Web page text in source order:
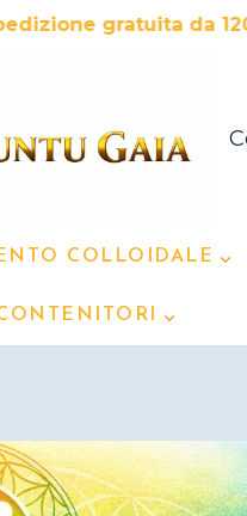
da 120€ ★
COLLOIDALE